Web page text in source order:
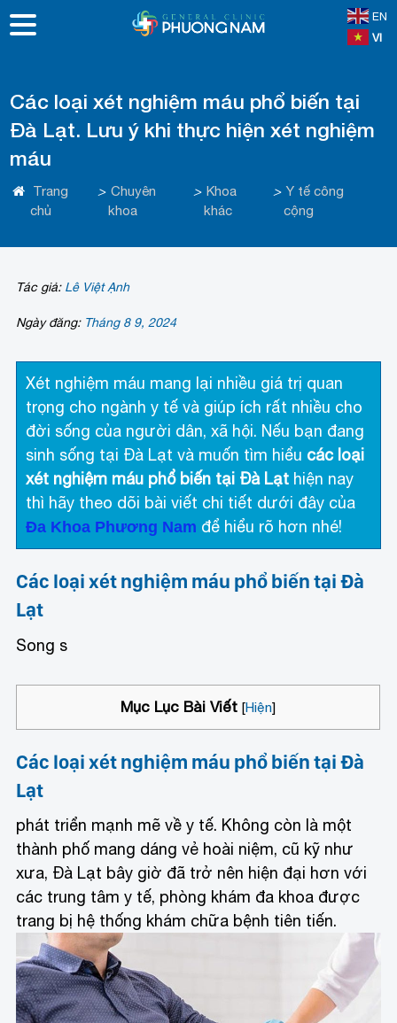
EN
VI
Các loại xét nghiệm máu phổ biến tại
Đà Lạt. Lưu ý khi thực hiện xét nghiệm
máu
Trang
chủ
> Chuyên
khoa
> Khoa
khác
> Y tế công
cộng
Tác giả: Lê Việt Ạnh
Ngày đăng: Tháng 8 9, 2024
Xét nghiệm máu mang lại nhiều giá trị quan
trọng cho ngành y tế và giúp ích rất nhiều cho
đời sống của người dân, xã hội. Nếu bạn đang
sinh sống tại Đà Lạt và muốn tìm hiểu các loại
xét nghiệm máu phổ biến tại Đà Lạt hiện nay
thì hãy theo dõi bài viết chi tiết dưới đây của
Đa Khoa Phương Nam để hiểu rõ hơn nhé!
Các loại xét nghiệm máu phổ biến tại Đà
Lạt
Song s
Mục Lục Bài Viết [Hiện]
Các loại xét nghiệm máu phổ biến tại Đà
Lạt
phát triển mạnh mẽ về y tế. Không còn là một
thành phố mang dáng vẻ hoài niệm, cũ kỹ như
xưa, Đà Lạt bây giờ đã trở nên hiện đại hơn với
các trung tâm y tế, phòng khám đa khoa được
trang bị hệ thống khám chữa bệnh tiên tiến.